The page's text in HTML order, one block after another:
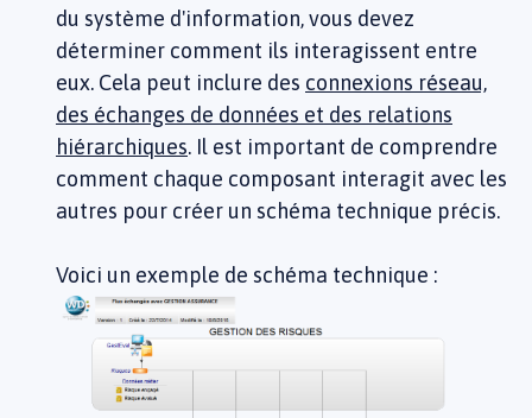
du système d'information, vous devez
déterminer comment ils interagissent entre
eux. Cela peut inclure des connexions réseau,
des échanges de données et des relations
hiérarchiques. Il est important de comprendre
comment chaque composant interagit avec les
autres pour créer un schéma technique précis.
Voici un exemple de schéma technique :